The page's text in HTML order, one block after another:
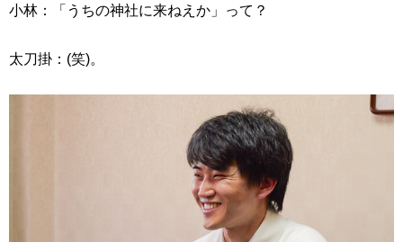
小林：「うちの神社に来ねえか」って？
太刀掛：(笑)。